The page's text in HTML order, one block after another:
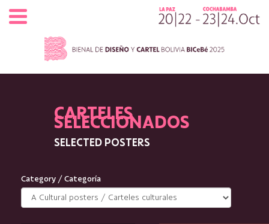
CARTELES
SELECCIONADOS
SELECTED POSTERS
Category / Categoría